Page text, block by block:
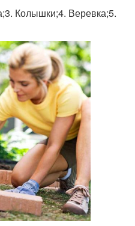
Колышки;4. Веревка;5.